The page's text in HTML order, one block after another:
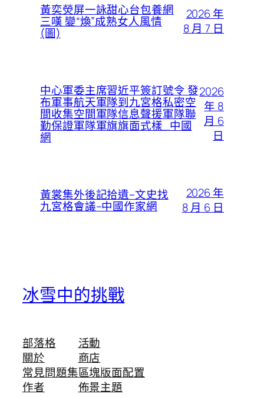
黃奕熒屏一詠甜心台包養網
三嘆 變“煥”成熟女人風情
(圖)
2026 年
8 月 7 日
中心軍委主席習近平簽訂號令 發
布軍事航天軍隊到九宮格私密空
間收集空間軍隊信息聲援軍隊聯
勤保證軍隊軍旗旗面式樣_中國
網
2026
年 8
月 6
日
黃裳集外後記拾遺–文史找
九宮格會議–中國作家網
2026 年
8 月 6 日
冰雪中的挑戰
部落格
關於
常見問題集
作者
活動
商店
區塊版面配置
佈景主題